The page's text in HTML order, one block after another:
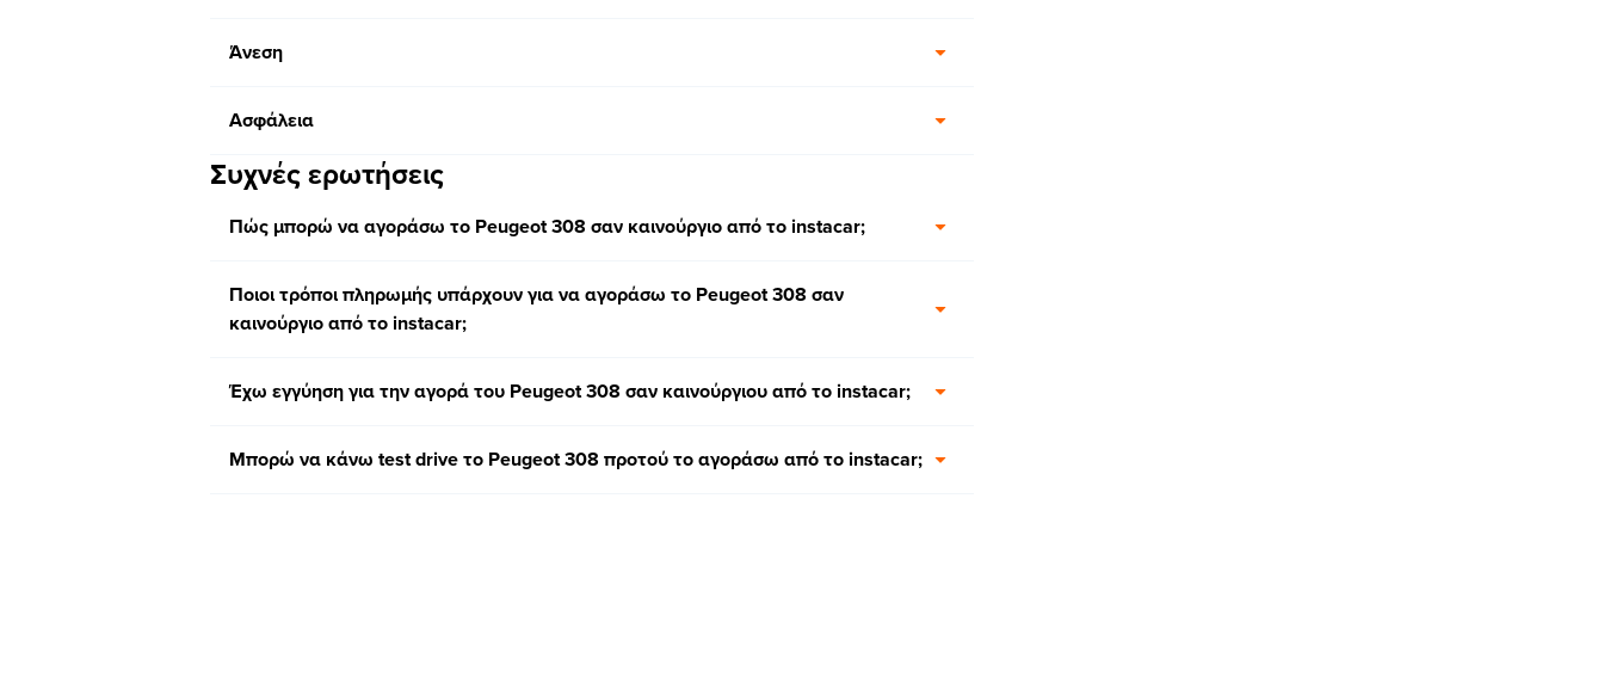
Άνεση
Ασφάλεια
Συχνές ερωτήσεις
Πώς μπορώ να αγοράσω το Peugeot 308 σαν καινούργιο από το instacar;
Ποιοι τρόποι πληρωμής υπάρχουν για να αγοράσω το Peugeot 308 σαν
καινούργιο από το instacar;
Έχω εγγύηση για την αγορά του Peugeot 308 σαν καινούργιου από το instacar;
Μπορώ να κάνω test drive το Peugeot 308 προτού το αγοράσω από το instacar;